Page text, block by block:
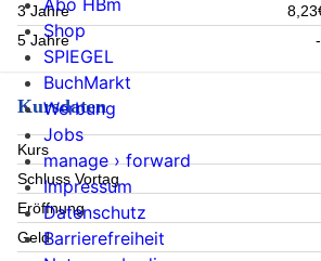
3 Jahre
5 Jahre
Kursdaten
Kurs
Schluss Vortag
Eröffnung
Geld
Abo HBm
Shop
SPIEGEL
BuchMarkt
Werbung
Jobs
manage › forward
Impressum
Datenschutz
Barrierefreiheit